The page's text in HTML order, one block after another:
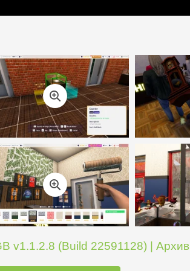
v1.1.2.8 (Build 22591128) | Архив